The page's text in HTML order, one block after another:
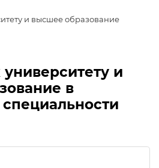
и высшее образование
и
в